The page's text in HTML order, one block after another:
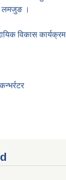
लमजुङ ।
विकास कार्यक्रम